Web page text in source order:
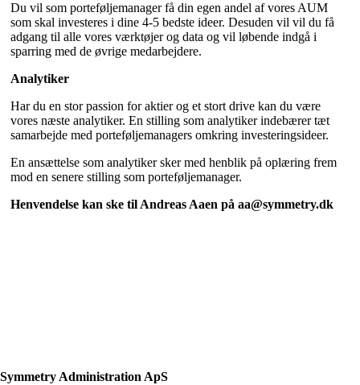
Du vil som porteføljemanager få din egen andel af vores AUM
som skal investeres i dine 4-5 bedste ideer. Desuden vil vil du få
adgang til alle vores værktøjer og data og vil løbende indgå i
sparring med de øvrige medarbejdere.
Analytiker
Har du en stor passion for aktier og et stort drive kan du være
vores næste analytiker. En stilling som analytiker indebærer tæt
samarbejde med porteføljemanagers omkring investeringsideer.
En ansættelse som analytiker sker med henblik på oplæring frem
mod en senere stilling som porteføljemanager.
Henvendelse kan ske til Andreas Aaen på aa@symmetry.dk
Symmetry Administration ApS